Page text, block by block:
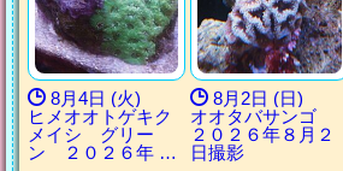
8月4日 (火)
ヒメオオトゲキク
メイシ グリー
ン ２０２６年 …
8月2日 (日)
オオタバサンゴ
２０２６年８月２
日撮影